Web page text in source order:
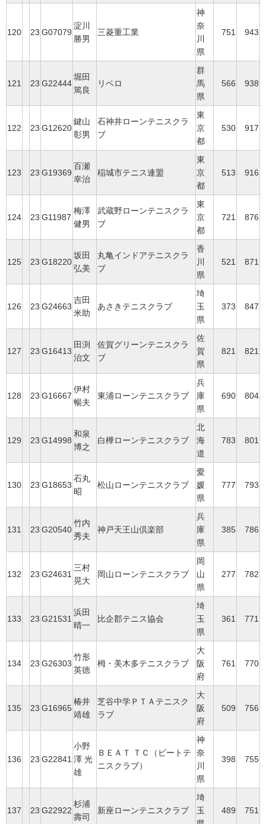
120 23 G07079
淀川
勝男
三菱重工業
神
奈
川
県
751 943
121 23 G22444
堀田
篤良
リベロ
群
馬
県
566 938
122 23 G12620
鍵山
彰男
石神井ローンテニスクラ
ブ
東
京
都
530 917
123 23 G19369
百瀬
幸治
稲城市テニス連盟
東
京
都
513 916
124 23 G11987
梅澤
健男
武蔵野ローンテニスクラ
ブ
東
京
都
721 876
125 23 G18220
坂田
弘美
丸亀インドアテニスクラ
ブ
香
川
県
521 871
126 23 G24663
吉田
米助
あさきテニスクラブ
埼
玉
県
373 847
127 23 G16413
田渕
治文
佐賀グリーンテニスクラ
ブ
佐
賀
県
821 821
128 23 G16667
伊村
暢夫
東浦ローンテニスクラブ
兵
庫
県
690 804
129 23 G14998
和泉
博之
白樺ローンテニスクラブ
北
海
道
783 801
130 23 G18653
石丸
昭
松山ローンテニスクラブ
愛
媛
県
777 793
131 23 G20540
竹内
秀夫
神戸天王山倶楽部
兵
庫
県
385 786
132 23 G24631
三村
晃大
岡山ローンテニスクラブ
岡
山
県
277 782
133 23 G21531
浜田
晴一
比企郡テニス協会
埼
玉
県
361 771
134 23 G26303
竹形
英徳
栂・美木多テニスクラブ
大
阪
府
761 770
135 23 G16965
椿井
靖雄
芝谷中学ＰＴＡテニスク
ラブ
大
阪
府
509 756
136 23 G22841
小野
澤 光
雄
ＢＥＡＴ ＴＣ（ビートテ
ニスクラブ）
神
奈
川
県
398 755
137 23 G22922
杉浦
壽司
新座ローンテニスクラブ
埼
玉
489 751